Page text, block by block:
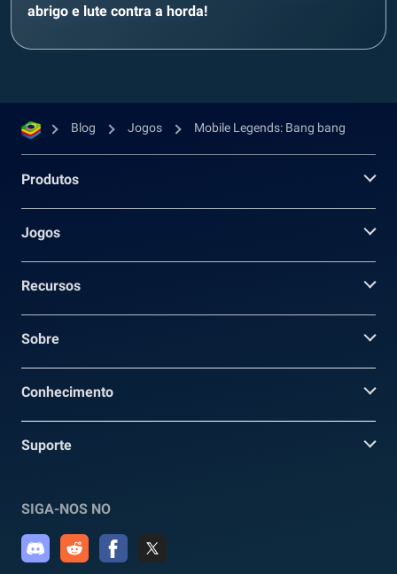
abrigo e lute contra a horda!
Blog Jogos Mobile Legends: Bang bang
Produtos
Jogos
Recursos
Sobre
Conhecimento
Suporte
SIGA-NOS NO